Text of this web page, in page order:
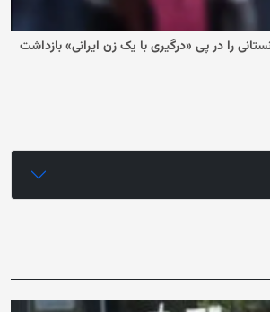
را در پی «درگیری با یک زن ایرانی» بازداشت